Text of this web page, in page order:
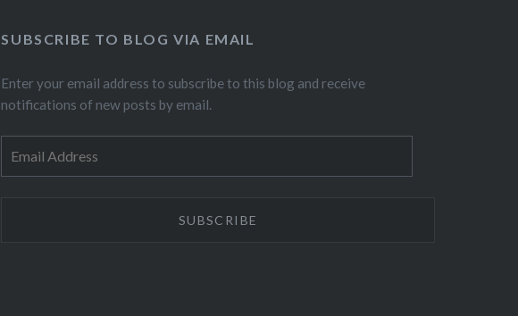
SUBSCRIBE TO BLOG VIA EMAIL
Enter your email address to subscribe to this blog and receive
notifications of new posts by email.